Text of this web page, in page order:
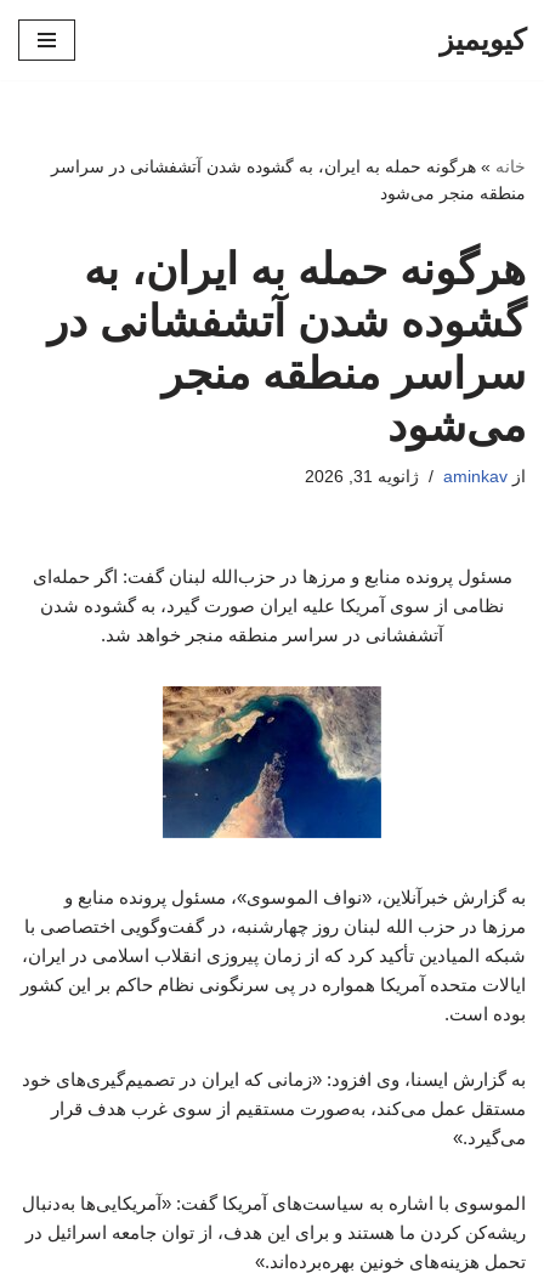
کیویمیز
خانه » هرگونه حمله به ایران، به گشوده شدن آتشفشانی در سراسر
منطقه منجر می‌شود
هرگونه حمله به ایران، به
گشوده شدن آتشفشانی در
سراسر منطقه منجر
می‌شود
از aminkav ژانویه 31, 2026
مسئول پرونده منابع و مرزها در حزب‌الله لبنان گفت: اگر حمله‌ای
نظامی از سوی آمریکا علیه ایران صورت گیرد، به گشوده شدن
آتشفشانی در سراسر منطقه منجر خواهد شد.
به گزارش خبرآنلاین، «نواف الموسوی»، مسئول پرونده منابع و
مرزها در حزب ‌الله لبنان روز چهارشنبه، در گفت‌وگویی اختصاصی با
شبکه المیادین تأکید کرد که از زمان پیروزی انقلاب اسلامی در ایران،
ایالات متحده آمریکا همواره در پی سرنگونی نظام حاکم بر این کشور
بوده است.
به گزارش ایسنا، وی افزود: «زمانی که ایران در تصمیم‌گیری‌های خود
مستقل عمل می‌کند، به‌صورت مستقیم از سوی غرب هدف قرار
می‌گیرد.»
الموسوی با اشاره به سیاست‌های آمریکا گفت: «آمریکایی‌ها به‌دنبال
ریشه‌کن کردن ما هستند و برای این هدف، از توان جامعه اسرائیل در
تحمل هزینه‌های خونین بهره‌برده‌اند.»